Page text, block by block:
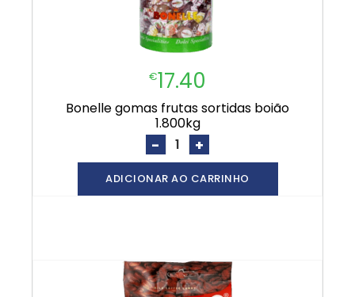
€17.40
bonelle gomas frutas sortidas boião
1.800kg
- +
ADICIONAR AO CARRINHO